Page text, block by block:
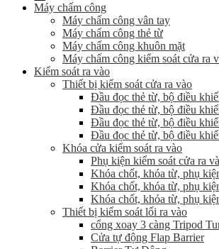
Máy chấm công
Máy chấm công vân tay
Máy chấm công thẻ từ
Máy chấm công khuôn mặt
Máy chấm công kiểm soát cửa ra
Kiểm soát ra vào
Thiết bị kiểm soát cửa ra vào
Đầu đọc thẻ từ, bộ điều
Đầu đọc thẻ từ, bộ điều
Đầu đọc thẻ từ, bộ điều
Đầu đọc thẻ từ, bộ điều
Khóa cửa kiểm soát ra vào
Phụ kiện kiểm soát cửa ra
Khóa chốt, khóa từ, phụ
Khóa chốt, khóa từ, phụ
Khóa chốt, khóa từ, phụ
Thiết bị kiểm soát lối ra vào
cổng xoay 3 càng Tripod
Cửa tự động Flap Barrier